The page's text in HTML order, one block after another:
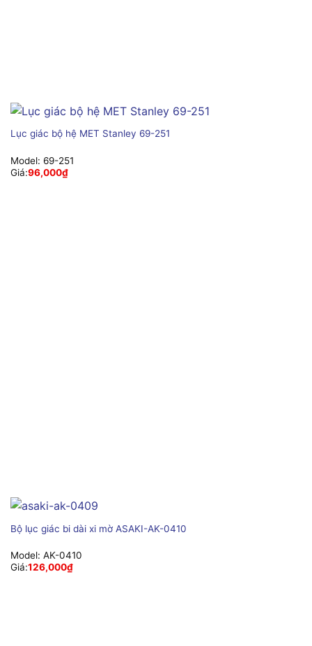
Lục giác bộ hệ MET Stanley 69-251
Model: 69-251
Giá:96,000₫
Bộ lục giác bi dài xi mờ ASAKI-AK-0410
Model: AK-0410
Giá:126,000₫